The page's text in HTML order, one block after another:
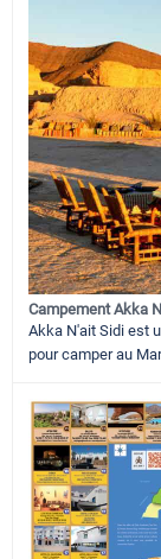
Campement Akka
Akka N'ait Sidi est
pour camper au